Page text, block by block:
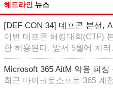
헤드라인 뉴스
[DEF CON 34] 데프콘 본선,
이번 데프콘 해킹대회(CTF)
한 허용된다. 앞서 5월에 치러
Microsoft 365 AitM 악용 피싱
최근 마이크로소프트 365 계